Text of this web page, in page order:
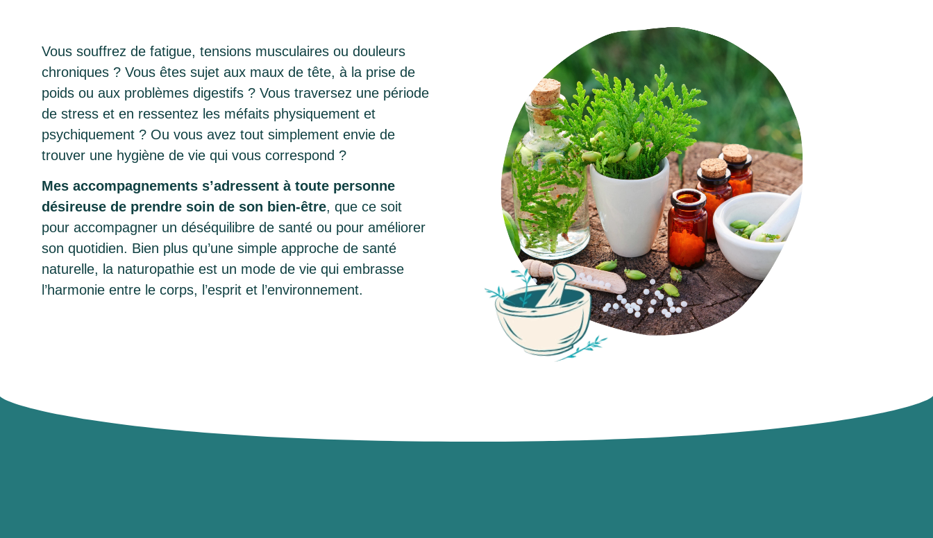
Vous souffrez de fatigue, tensions musculaires ou douleurs
chroniques ? Vous êtes sujet aux maux de tête, à la prise de
poids ou aux problèmes digestifs ? Vous traversez une période
de stress et en ressentez les méfaits physiquement et
psychiquement ? Ou vous avez tout simplement envie de
trouver une hygiène de vie qui vous correspond ?
Mes accompagnements s’adressent à toute personne
désireuse de prendre soin de son bien-être, que ce soit
pour accompagner un déséquilibre de santé ou pour améliorer
son quotidien. Bien plus qu’une simple approche de santé
naturelle, la naturopathie est un mode de vie qui embrasse
l’harmonie entre le corps, l’esprit et l’environnement.